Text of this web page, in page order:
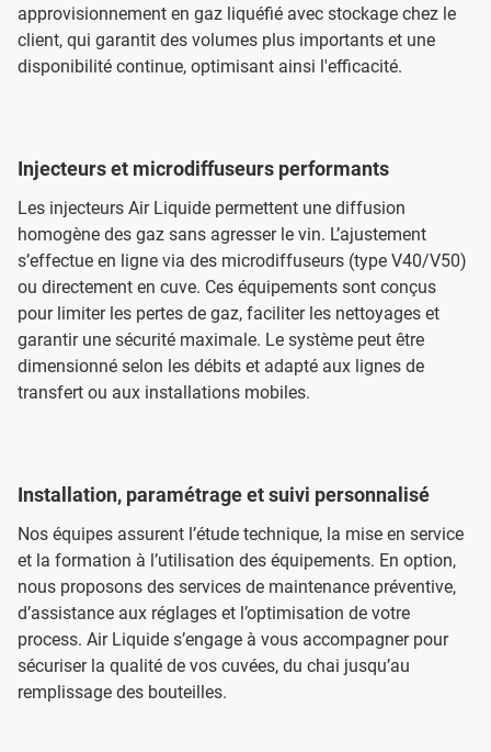
approvisionnement en gaz liquéfié avec stockage chez le
client, qui garantit des volumes plus importants et une
disponibilité continue, optimisant ainsi l'efficacité.
Injecteurs et microdiffuseurs performants
Les injecteurs Air Liquide permettent une diffusion
homogène des gaz sans agresser le vin. L’ajustement
s’effectue en ligne via des microdiffuseurs (type V40/V50)
ou directement en cuve. Ces équipements sont conçus
pour limiter les pertes de gaz, faciliter les nettoyages et
garantir une sécurité maximale. Le système peut être
dimensionné selon les débits et adapté aux lignes de
transfert ou aux installations mobiles.
Installation, paramétrage et suivi personnalisé
Nos équipes assurent l’étude technique, la mise en service
et la formation à l’utilisation des équipements. En option,
nous proposons des services de maintenance préventive,
d’assistance aux réglages et l’optimisation de votre
process. Air Liquide s’engage à vous accompagner pour
sécuriser la qualité de vos cuvées, du chai jusqu’au
remplissage des bouteilles.